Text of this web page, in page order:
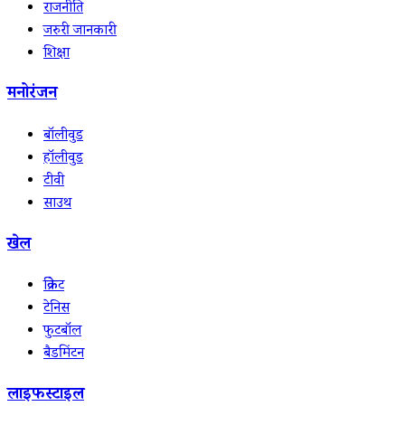
राजनीति
जरुरी जानकारी
शिक्षा
मनोरंजन
बॉलीवुड
हॉलीवुड
टीवी
साउथ
खेल
क्रिकेट
टेनिस
फुटबॉल
बैडमिंटन
लाइफस्टाइल